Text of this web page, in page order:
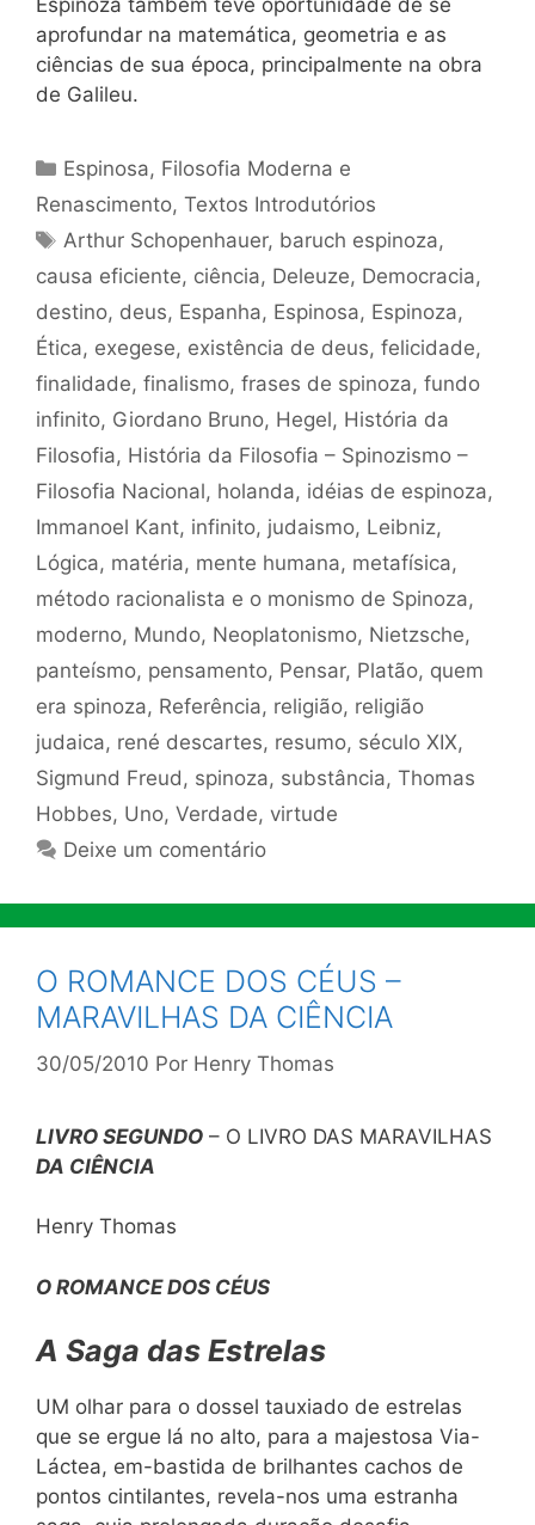
Espinoza também teve oportunidade de se
aprofundar na matemática, geometria e as
ciências de sua época, principalmente na obra
de Galileu.
Categorias
Espinosa, Filosofia Moderna e
Renascimento, Textos Introdutórios
Tags
Arthur Schopenhauer, baruch espinoza,
causa eficiente, ciência, Deleuze, Democracia,
destino, deus, Espanha, Espinosa, Espinoza,
Ética, exegese, existência de deus, felicidade,
finalidade, finalismo, frases de spinoza, fundo
infinito, Giordano Bruno, Hegel, História da
Filosofia, História da Filosofia – Spinozismo –
Filosofia Nacional, holanda, idéias de espinoza,
Immanoel Kant, infinito, judaismo, Leibniz,
Lógica, matéria, mente humana, metafísica,
método racionalista e o monismo de Spinoza,
moderno, Mundo, Neoplatonismo, Nietzsche,
panteísmo, pensamento, Pensar, Platão, quem
era spinoza, Referência, religião, religião
judaica, rené descartes, resumo, século XIX,
Sigmund Freud, spinoza, substância, Thomas
Hobbes, Uno, Verdade, virtude
Deixe um comentário
O ROMANCE DOS CÉUS –
MARAVILHAS DA CIÊNCIA
30/05/2010 Por Henry Thomas
LIVRO SEGUNDO – O LIVRO DAS MARAVILHAS
DA CIÊNCIA
Henry Thomas
O ROMANCE DOS CÉUS
A Saga das Estrelas
UM olhar para o dossel tauxiado de estrelas
que se ergue lá no alto, para a majestosa Via-
Láctea, em-bastida de brilhantes cachos de
pontos cintilantes, revela-nos uma estranha